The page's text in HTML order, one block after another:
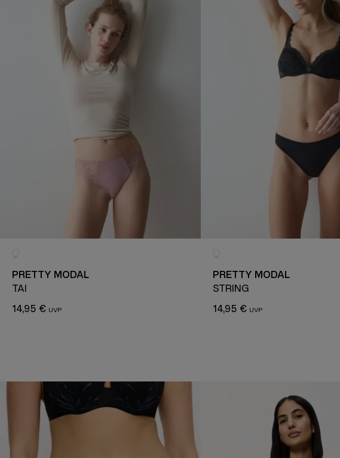
PRETTY MODAL
TAI
14,95 €
PRETTY MODAL
STRING
14,95 €